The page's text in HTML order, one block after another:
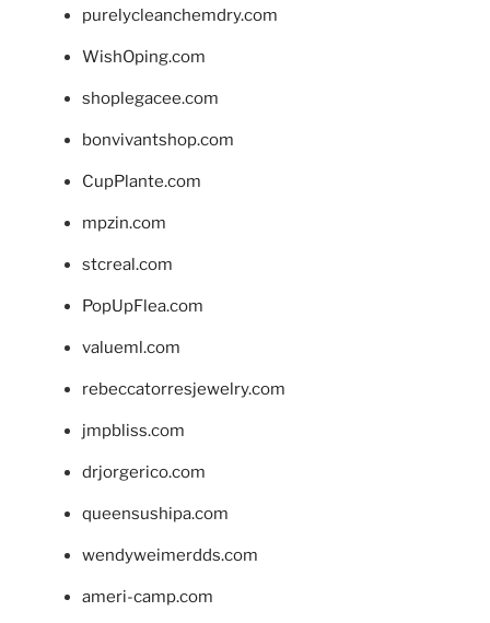
purelycleanchemdry.com
WishOping.com
shoplegacee.com
bonvivantshop.com
CupPlante.com
mpzin.com
stcreal.com
PopUpFlea.com
valueml.com
rebeccatorresjewelry.com
jmpbliss.com
drjorgerico.com
queensushipa.com
wendyweimerdds.com
ameri-camp.com